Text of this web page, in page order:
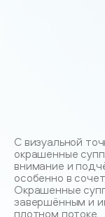
С визуальной
окрашенные
внимание и
особенно в
Окрашенные
завершённым и
плотном потоке.